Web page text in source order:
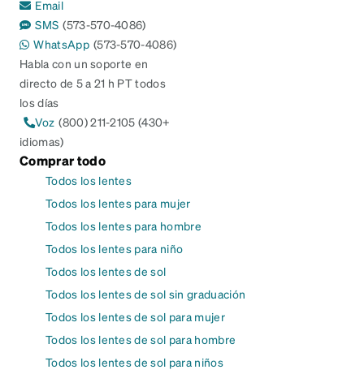
Email
SMS (573-570-4086)
WhatsApp (573-570-4086)
Habla con un soporte en
directo de 5 a 21 h PT todos
los días
Voz (800) 211-2105 (430+
idiomas)
Comprar todo
Todos los lentes
Todos los lentes para mujer
Todos los lentes para hombre
Todos los lentes para niño
Todos los lentes de sol
Todos los lentes de sol sin graduación
Todos los lentes de sol para mujer
Todos los lentes de sol para hombre
Todos los lentes de sol para niños